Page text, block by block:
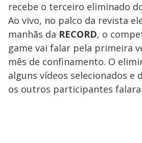
recebe o terceiro eliminado
Ao vivo, no palco da revista
manhãs da RECORD, o
game vai falar pela primeira
mês de confinamento. O
alguns vídeos selecionados e
os outros participantes